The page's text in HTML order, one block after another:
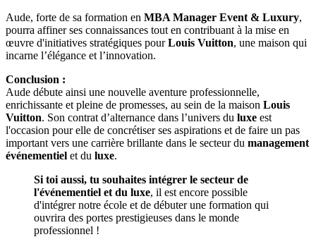
Aude, forte de sa formation en MBA Manager Event & Luxury,
pourra affiner ses connaissances tout en contribuant à la mise en
œuvre d'initiatives stratégiques pourLouis Vuitton, une maison qui
incarne l’élégance et l’innovation.
Conclusion :
Aude débute ainsi une nouvelle aventure professionnelle,
enrichissante et pleine de promesses, au sein de la maison Louis
Vuitton. Son contrat d’alternance dans l’univers du luxe est
l'occasion pour elle de concrétiser ses aspirations et de faire un pas
important vers une carrière brillante dans le secteur du management
événementiel et du luxe.
Si toi aussi, tu souhaites intégrer le secteur de
l'événementiel et du luxe, il est encore possible
d'intégrer notre école et de débuter une formation qui
ouvrira des portes prestigieuses dans le monde
professionnel !